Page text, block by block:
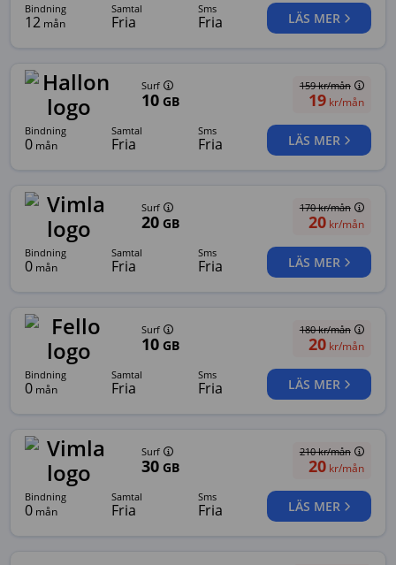
bindning
12 mån
samtal
Fria
sms
Fria LÄS MER
Surf
10GB
bindning
0 mån
samtal
Fria
sms
Fria
159kr/mån
19kr/mån
LÄS MER
Surf
20GB
bindning
0 mån
samtal
Fria
sms
Fria
170kr/mån
20kr/mån
LÄS MER
Surf
10GB
bindning
0 mån
samtal
Fria
sms
Fria
180kr/mån
20kr/mån
LÄS MER
Surf
30GB
bindning
0 mån
samtal
Fria
sms
Fria
210kr/mån
20kr/mån
LÄS MER